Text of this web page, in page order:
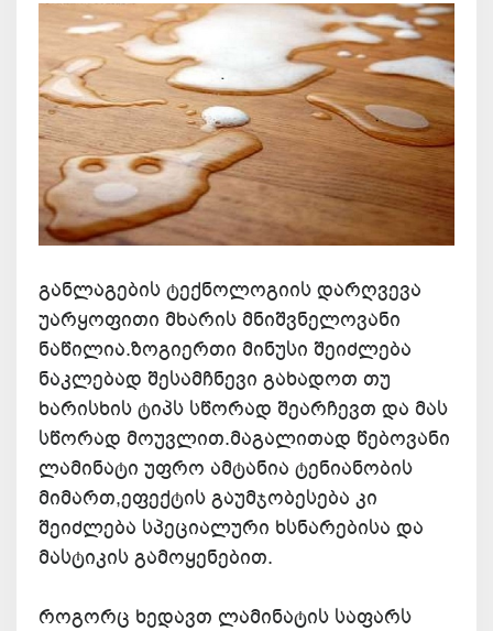
განლაგების ტექნოლოგიის დარღვევა
უარყოფითი მხარის მნიშვნელოვანი
ნაწილია.ზოგიერთი მინუსი შეიძლება
ნაკლებად შესამჩნევი გახადოთ თუ
ხარისხის ტიპს სწორად შეარჩევთ და მას
სწორად მოუვლით.მაგალითად წებოვანი
ლამინატი უფრო ამტანია ტენიანობის
მიმართ,ეფექტის გაუმჯობესება კი
შეიძლება სპეციალური ხსნარებისა და
მასტიკის გამოყენებით.
როგორც ხედავთ ლამინატის საფარს